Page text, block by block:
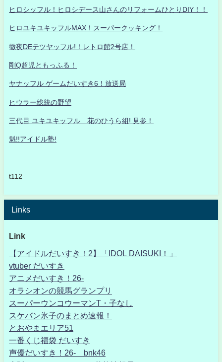
ヒロシッフル！ヒロシデース山さんのリフォームひとりDIY！！
ヒロユキユキッフルMAX！スーパークッキング！
徹夜DEテツヤッフル!！レトロ館2号店！
剛Q超児ともっふる！
ヤナッフル ゲームだいすき6！放送局
ヒウラー総統の野望
三代目 ユキユキッフル 花のひうら組! 見参！
魁!!アイドル塾!
t112
Links
Link
【アイドルだいすき！2】「IDOL DAISUKI！」
vtuber だいすき
アニメだいすき！26-
オラシオンの競馬グランプリ
スーパーウンコウーマンT・子なし
スケバン氷子のまとめ速報！
とおやまエリア51
一番くじ福袋 だいすき
声優だいすき！26- bnk46